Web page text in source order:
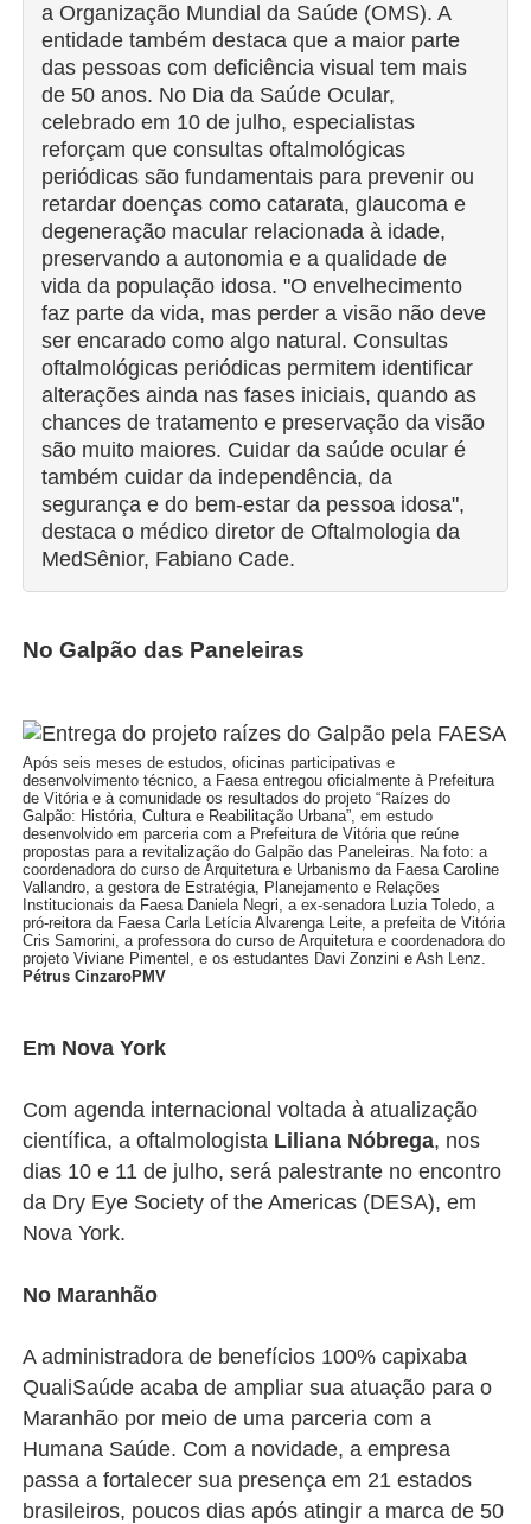
a Organização Mundial da Saúde (OMS). A
entidade também destaca que a maior parte
das pessoas com deficiência visual tem mais
de 50 anos. No Dia da Saúde Ocular,
celebrado em 10 de julho, especialistas
reforçam que consultas oftalmológicas
periódicas são fundamentais para prevenir ou
retardar doenças como catarata, glaucoma e
degeneração macular relacionada à idade,
preservando a autonomia e a qualidade de
vida da população idosa."O envelhecimento
faz parte da vida, mas perder a visão não deve
ser encarado como algo natural. Consultas
oftalmológicas periódicas permitem identificar
alterações ainda nas fases iniciais, quando as
chances de tratamento e preservação da visão
são muito maiores. Cuidar da saúde ocular é
também cuidar da independência, da
segurança e do bem-estar da pessoa idosa",
destaca o médico diretor de Oftalmologia da
MedSênior, Fabiano Cade.
No Galpão das Paneleiras
Após seis meses de estudos, oficinas participativas e
desenvolvimento técnico, a Faesa entregou oficialmente à Prefeitura
de Vitória e à comunidade os resultados do projeto “Raízes do
Galpão: História, Cultura e Reabilitação Urbana”, em estudo
desenvolvido em parceria com a Prefeitura de Vitória que reúne
propostas para a revitalização do Galpão das Paneleiras. Na foto: a
coordenadora do curso de Arquitetura e Urbanismo da Faesa Caroline
Vallandro, a gestora de Estratégia, Planejamento e Relações
Institucionais da Faesa Daniela Negri, a ex-senadora Luzia Toledo, a
pró-reitora da Faesa Carla Letícia Alvarenga Leite, a prefeita de Vitória
Cris Samorini, a professora do curso de Arquitetura e coordenadora do
projeto Viviane Pimentel, e os estudantes Davi Zonzini e Ash Lenz.
Pétrus CinzaroPMV
Em Nova York
Com agenda internacional voltada à atualização
científica, a oftalmologista Liliana Nóbrega, nos
dias 10 e 11 de julho, será palestrante no encontro
da Dry Eye Society of the Americas (DESA), em
Nova York.
No Maranhão
A administradora de benefícios 100% capixaba
QualiSaúde acaba de ampliar sua atuação para o
Maranhão por meio de uma parceria com a
Humana Saúde. Com a novidade, a empresa
passa a fortalecer sua presença em 21 estados
brasileiros, poucos dias após atingir a marca de 50